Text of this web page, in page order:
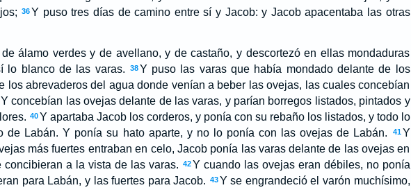
36Y puso tres días de camino entre sí y Jacob: y Jacob apacentaba las otras
álamo verdes y de avellano, y de castaño, y descortezó en ellas mondaduras
lo blanco de las varas.
38Y puso las varas que había mondado delante de los
los abrevaderos del agua donde venían a beber las ovejas, las cuales concebían
Y concebían las ovejas delante de las varas, y parían borregos listados, pintados y
40 Y apartaba Jacob los corderos, y ponía con su rebaño los listados, y todo lo
de Labán. Y ponía su hato aparte, y no lo ponía con las ovejas de Labán.
41 Y
más fuertes entraban en celo, Jacob ponía las varas delante de las ovejas en
concibieran a la vista de las varas. 42Y cuando las ovejas eran débiles, no ponía
para Labán, y las fuertes para Jacob. 43Y se engrandeció el varón muchísimo,